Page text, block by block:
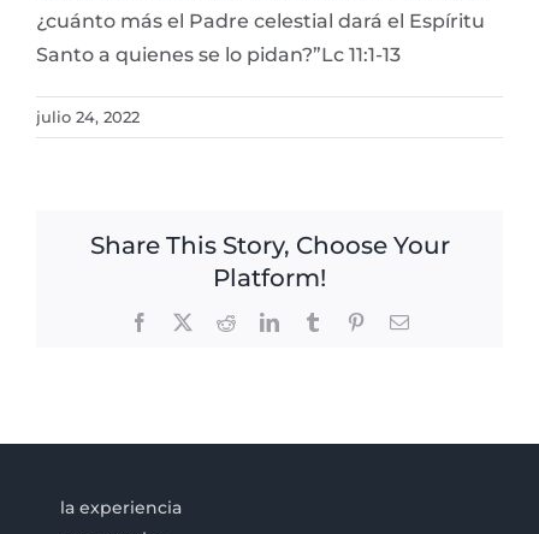
¿cuánto más el Padre celestial dará el Espíritu
Santo a quienes se lo pidan?”Lc 11:1-13
julio 24, 2022
Share This Story, Choose Your
Platform!
Facebook RedditLinkedInTumblr PinterestEmail
la experiencia